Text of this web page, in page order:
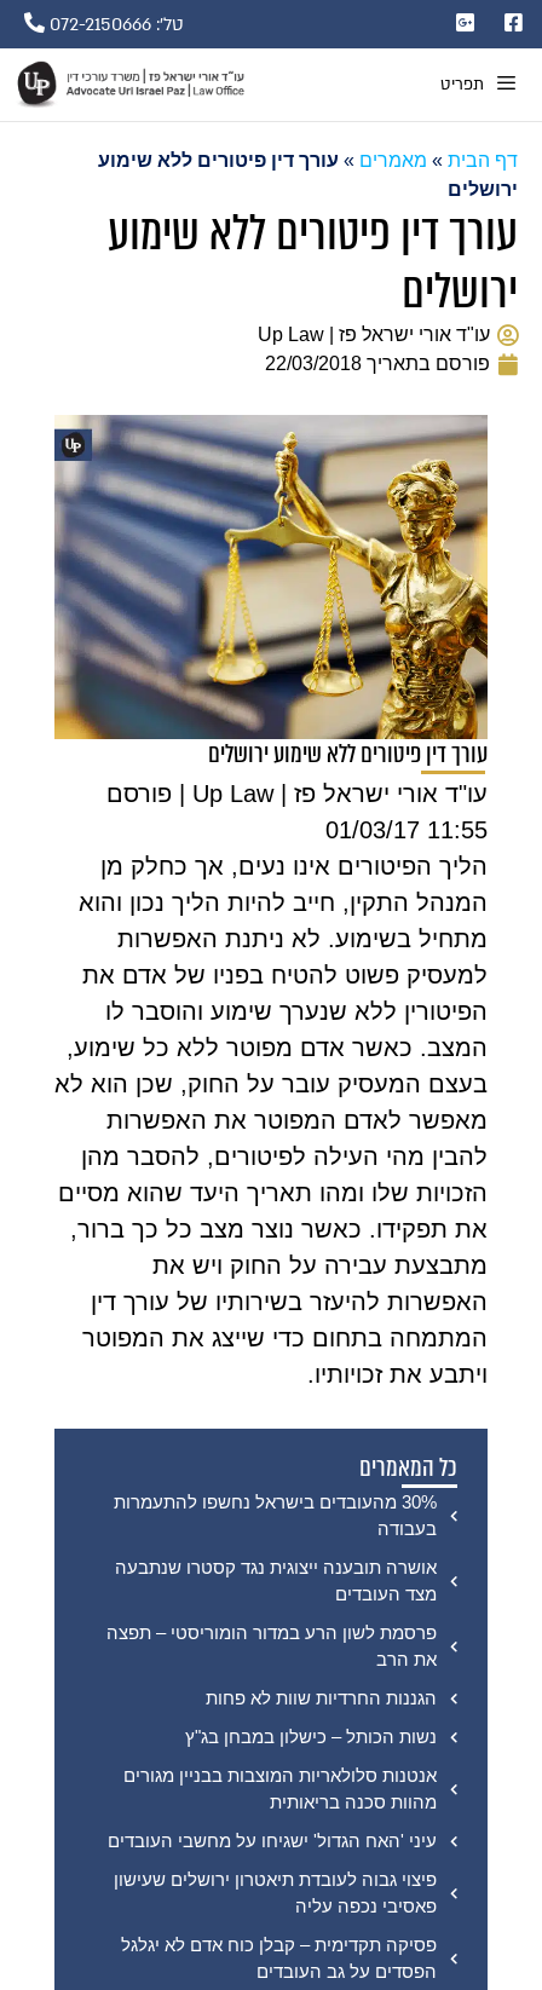
טל': 072-2150666
תפריט
דף הבית » מאמרים » עורך דין פיטורים ללא שימוע
ירושלים
עורך דין פיטורים ללא שימוע
ירושלים
עו"ד אורי ישראל פז | Up Law
פורסם בתאריך 22/03/2018
כל המאמרים
30% מהעובדים בישראל נחשפו להתעמרות
בעבודה
אושרה תובענה ייצוגית נגד קסטרו שנתבעה
מצד העובדים
פרסמת לשון הרע במדור הומוריסטי – תפצה
את הרב
הגננות החרדיות שוות לא פחות
נשות הכותל – כישלון במבחן בג"ץ
אנטנות סלולאריות המוצבות בבניין מגורים
מהוות סכנה בריאותית
עיני 'האח הגדול' ישגיחו על מחשבי העובדים
פיצוי גבוה לעובדת תיאטרון ירושלים שעישון
פאסיבי נכפה עליה
פסיקה תקדימית – קבלן כוח אדם לא יגלגל
הפסדים על גב העובדים
עורך דין פיטורים ללא שימוע ירושלים
עו"ד אורי ישראל פז | Up Law | פורסם
11:55 01/03/17
הליך הפיטורים אינו נעים, אך כחלק מן
המנהל התקין, חייב להיות הליך נכון והוא
מתחיל בשימוע. לא ניתנת האפשרות
למעסיק פשוט להטיח בפניו של אדם את
הפיטורין ללא שנערך שימוע והוסבר לו
המצב. כאשר אדם מפוטר ללא כל שימוע,
בעצם המעסיק עובר על החוק, שכן הוא לא
מאפשר לאדם המפוטר את האפשרות
להבין מהי העילה לפיטורים, להסבר מהן
הזכויות שלו ומהו תאריך היעד שהוא מסיים
את תפקידו. כאשר נוצר מצב כל כך ברור,
מתבצעת עבירה על החוק ויש את
האפשרות להיעזר בשירותיו של עורך דין
המתמחה בתחום כדי שייצג את המפוטר
ויתבע את זכויותיו.